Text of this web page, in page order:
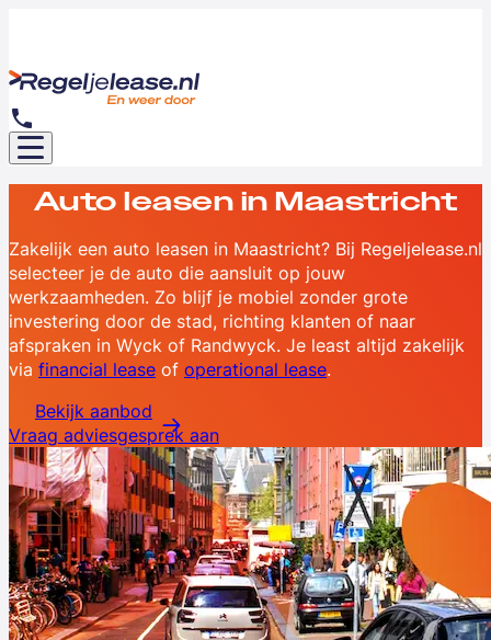
Auto leasen in Maastricht
Zakelijk een auto leasen in Maastricht? Bij Regeljelease.nl
selecteer je de auto die aansluit op jouw
werkzaamheden. Zo blijf je mobiel zonder grote
investering door de stad, richting klanten of naar
afspraken in Wyck of Randwyck. Je least altijd zakelijk
via financial lease of operational lease.
Bekijk aanbod
Vraag adviesgesprek aan